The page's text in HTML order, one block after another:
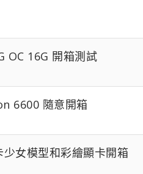
OC 16G 開箱測試
6600 隨意開箱
女模型和彩繪顯卡開箱